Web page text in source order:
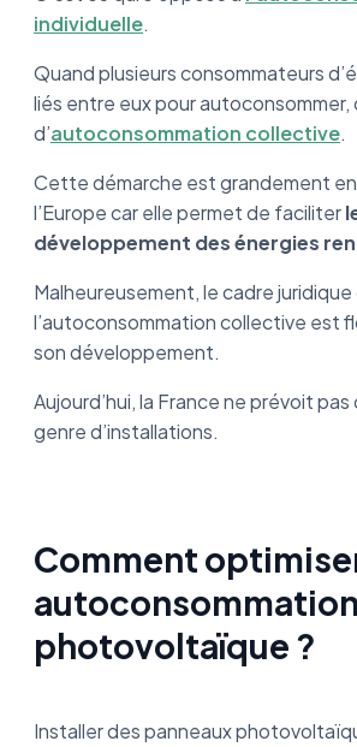
individuelle.
Quand plusieurs consommateurs
liés entre eux pour autoconsommer,
d’autoconsommation collective.
Cette démarche est grandement
l’Europe car elle permet de faciliter
développement des énergies
Malheureusement, le cadre
l’autoconsommation collective est
son développement.
Aujourd’hui, la France ne prévoit pas
genre d’installations.
Comment
autoconsommation
photovoltaïque ?
Installer des panneaux